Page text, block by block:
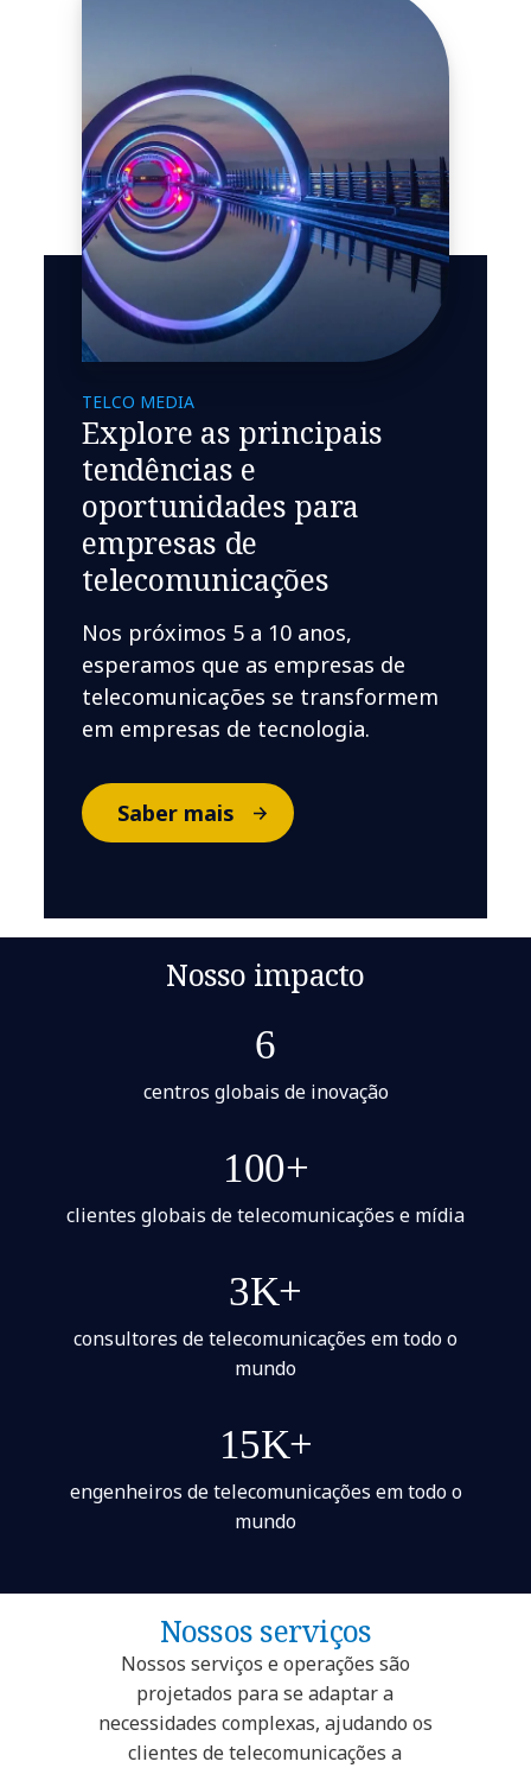
TELCO MEDIA
Explore as principais
tendências e
oportunidades para
empresas de
telecomunicações
Nos próximos 5 a 10 anos,
esperamos que as empresas de
telecomunicações se transformem
em empresas de tecnologia.
Saber mais
Nosso impacto
6
centros globais de inovação
100+
clientes globais de telecomunicações e mídia
3K+
consultores de telecomunicações em todo o
mundo
15K+
engenheiros de telecomunicações em todo o
mundo
Nossos serviços
Nossos serviços e operações são
projetados para se adaptar a
necessidades complexas, ajudando os
clientes de telecomunicações a